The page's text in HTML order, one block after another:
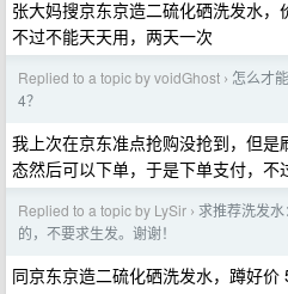
张大妈搜京东京造二硫化硒洗发水，
不过不能天天用，两天一次
Replied to a topic by voidGhost › 怎么才
4？
我上次在京东准点抢购没抢到，但
态然后可以下单，于是下单支付，不
Replied to a topic by LySir › 求推荐洗发
的，不要求生发。谢谢！
同京东京造二硫化硒洗发水，蹲好